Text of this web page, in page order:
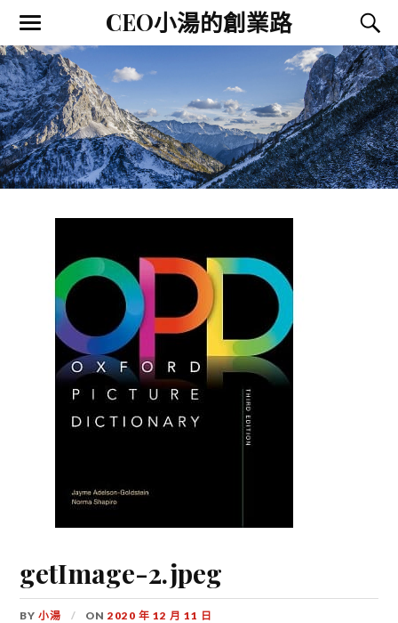
CEO小湯的創業路
getImage-2.jpeg
BY小湯 ON2020 年 12 月 11 日